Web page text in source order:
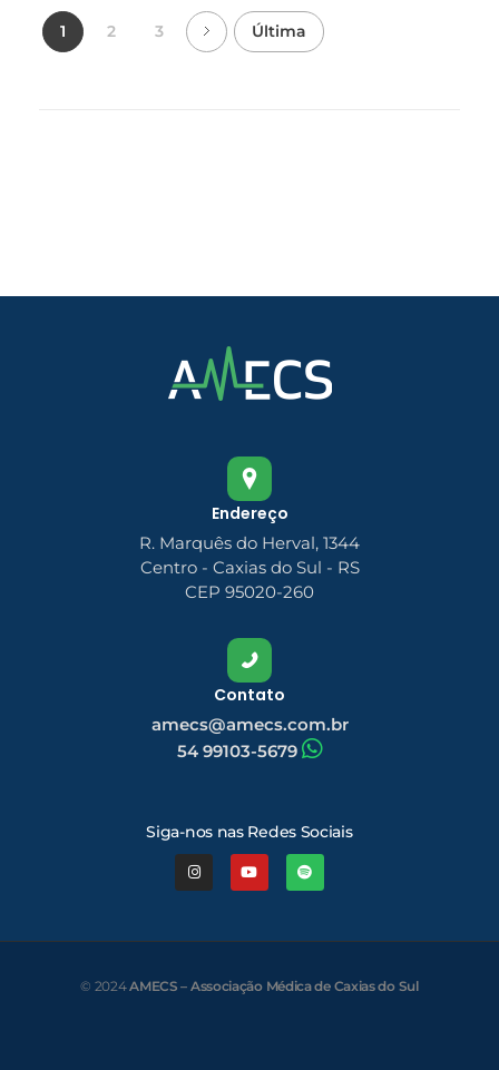
1 2 3 Última
Endereço
R. Marquês do Herval, 1344
Centro - Caxias do Sul - RS
CEP 95020-260
Contato
amecs@amecs.com.br
54 99103-5679
Siga-nos nas Redes Sociais
© 2024AMECS – Associação Médica de Caxias do Sul